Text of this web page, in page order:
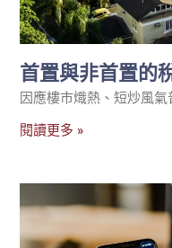
首置與非首置的
因應樓市熾熱、短炒風
閱讀更多 »